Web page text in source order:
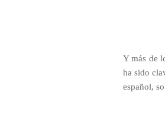
Y más de
ha sido
español,